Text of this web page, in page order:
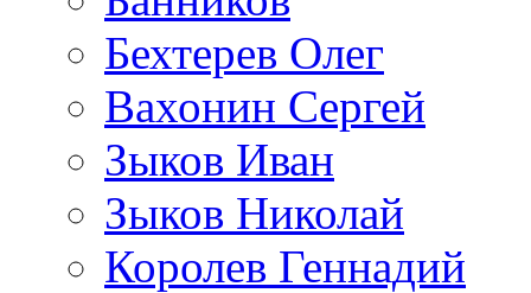
Бехтерев Олег
Вахонин Сергей
Зыков Иван
Зыков Николай
Королев Геннадий